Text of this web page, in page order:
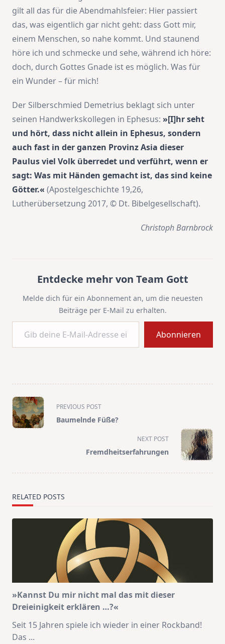
gilt all das für die Abendmahlsfeier: Hier passiert
das, was eigentlich gar nicht geht: dass Gott mir,
einem Menschen, so nahe kommt. Und staunend
höre ich und schmecke und sehe, während ich höre:
doch, durch Gottes Gnade ist es möglich. Was für
ein Wunder – für mich!
Der Silberschmied Demetrius beklagt sich unter
seinen Handwerkskollegen in Ephesus: »[I]hr seht
und hört, dass nicht allein in Ephesus, sondern
auch fast in der ganzen Provinz Asia dieser
Paulus viel Volk überredet und verführt, wenn er
sagt: Was mit Händen gemacht ist, das sind keine
Götter.« (Apostelgeschichte 19,26,
Lutherübersetzung 2017, © Dt. Bibelgesellschaft).
Christoph Barnbrock
Entdecke mehr von Team Gott
Melde dich für ein Abonnement an, um die neuesten
Beiträge per E-Mail zu erhalten.
Gib deine E-Mail-Adresse ein ...
Abonnieren
<span
class="nav-
subtitle
PREVIOUS POST
Baumelnde Füße?
NEXT POST
Fremdheitserfahrungen
RELATED POSTS
»Kannst Du mir nicht mal das mit dieser
Dreieinigkeit erklären …?«
Seit 15 Jahren spiele ich wieder in einer Rockband!
Das ...